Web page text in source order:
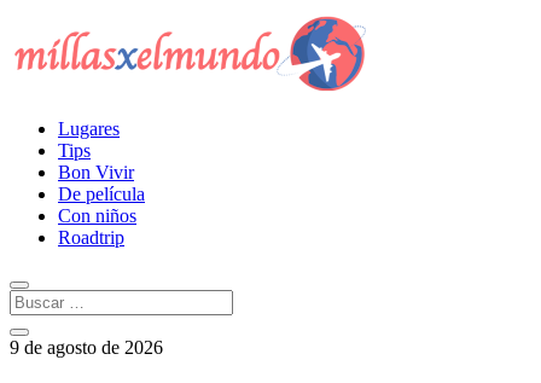
Lugares
Tips
Bon Vivir
De película
Con niños
Roadtrip
9 de agosto de 2026